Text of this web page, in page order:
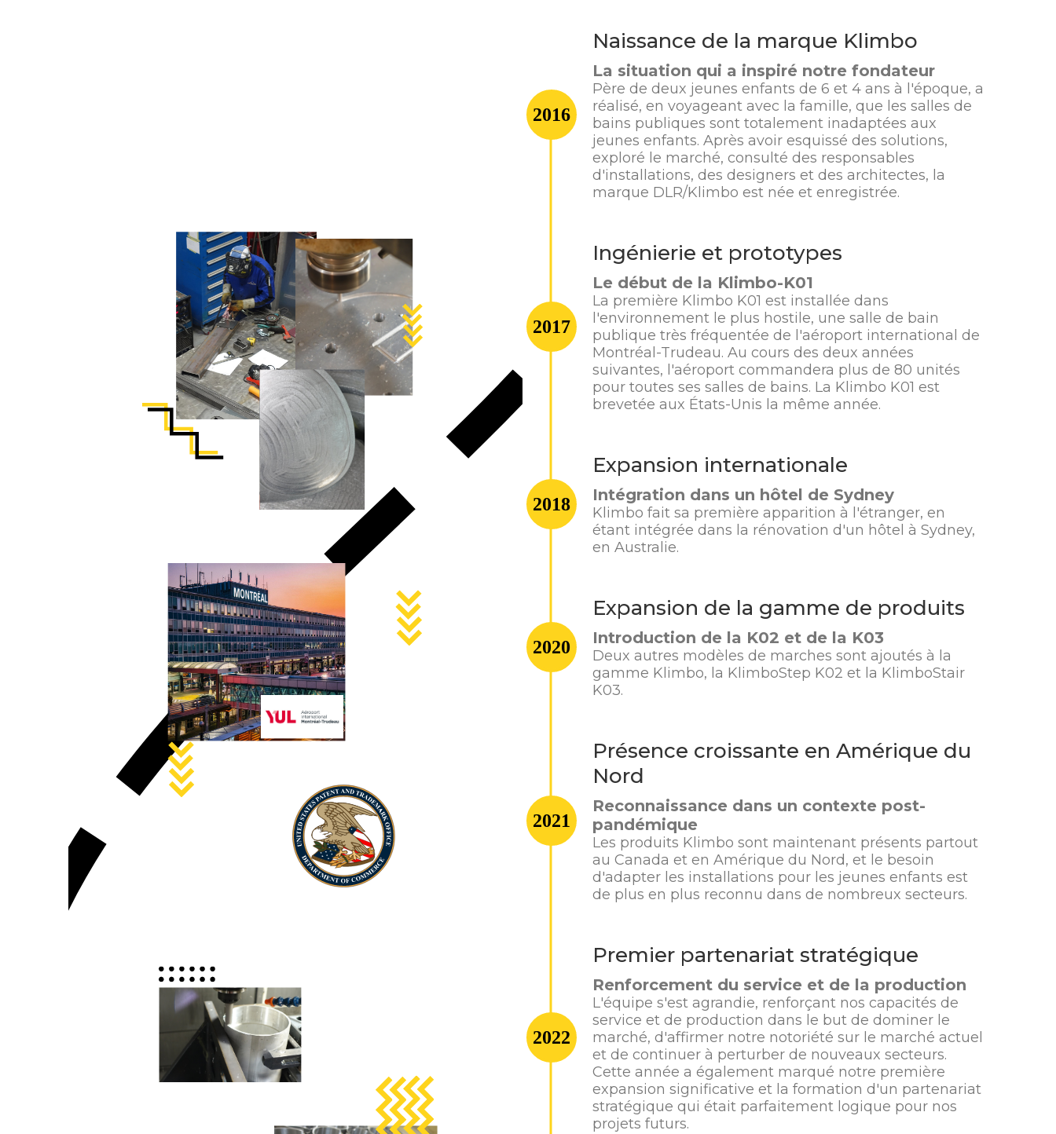
2016
Naissance de la marque Klimbo
La situation qui a inspiré notre fondateur
Père de deux jeunes enfants de 6 et 4 ans à l'époque, a
réalisé, en voyageant avec la famille, que les salles de
bains publiques sont totalement inadaptées aux
jeunes enfants. Après avoir esquissé des solutions,
exploré le marché, consulté des responsables
d'installations, des designers et des architectes, la
marque DLR/Klimbo est née et enregistrée.
2017
Ingénierie et prototypes
Le début de la Klimbo-K01
La première Klimbo K01 est installée dans
l'environnement le plus hostile, une salle de bain
publique très fréquentée de l'aéroport international de
Montréal-Trudeau. Au cours des deux années
suivantes, l'aéroport commandera plus de 80 unités
pour toutes ses salles de bains. La Klimbo K01 est
brevetée aux États-Unis la même année.
2018
Expansion internationale
Intégration dans un hôtel de Sydney
Klimbo fait sa première apparition à l'étranger, en
étant intégrée dans la rénovation d'un hôtel à Sydney,
en Australie.
2020
Expansion de la gamme de produits
Introduction de la K02 et de la K03
Deux autres modèles de marches sont ajoutés à la
gamme Klimbo, la KlimboStep K02 et la KlimboStair
K03.
2021
Présence croissante en Amérique du
Nord
Reconnaissance dans un contexte post-
pandémique
Les produits Klimbo sont maintenant présents partout
au Canada et en Amérique du Nord, et le besoin
d'adapter les installations pour les jeunes enfants est
de plus en plus reconnu dans de nombreux secteurs.
2022
Premier partenariat stratégique
Renforcement du service et de la production
L'équipe s'est agrandie, renforçant nos capacités de
service et de production dans le but de dominer le
marché, d'affirmer notre notoriété sur le marché actuel
et de continuer à perturber de nouveaux secteurs.
Cette année a également marqué notre première
expansion significative et la formation d'un partenariat
stratégique qui était parfaitement logique pour nos
projets futurs.